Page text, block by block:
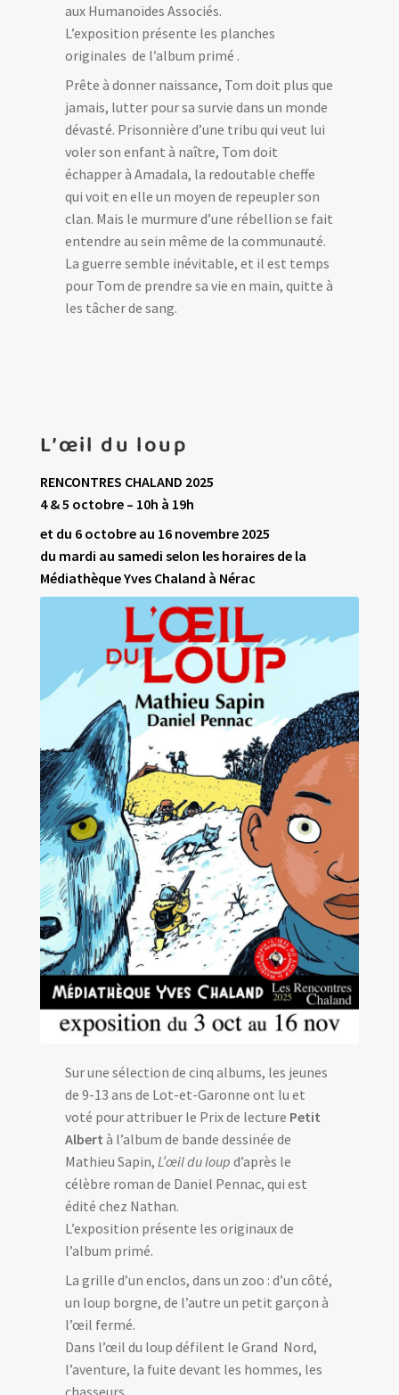
aux Humanoïdes Associés.
L’exposition présente les planches
originales de l’album primé .
Prête à donner naissance, Tom doit plus que
jamais, lutter pour sa survie dans un monde
dévasté. Prisonnière d’une tribu qui veut lui
voler son enfant à naître, Tom doit
échapper à Amadala, la redoutable cheffe
qui voit en elle un moyen de repeupler son
clan. Mais le murmure d’une rébellion se fait
entendre au sein même de la communauté.
La guerre semble inévitable, et il est temps
pour Tom de prendre sa vie en main, quitte à
les tâcher de sang.
L’œil du loup
RENCONTRES CHALAND 2025
4 & 5 octobre – 10h à 19h
et du 6 octobre au 16 novembre 2025
du mardi au samedi selon les horaires de la
Médiathèque Yves Chaland à Nérac
Sur une sélection de cinq albums, les jeunes
de 9-13 ans de Lot-et-Garonne ont lu et
voté pour attribuer le Prix de lecture Petit
Albertà l’album de bande dessinée de
Mathieu Sapin,L’œil du loup d’après le
célèbre roman de Daniel Pennac, qui est
édité chez Nathan.
L’exposition présente les originaux de
l’album primé.
La grille d’un enclos, dans un zoo : d’un côté,
un loup borgne, de l’autre un petit garçon à
l’œil fermé.
Dans l’œil du loup défilent le Grand Nord,
l’aventure, la fuite devant les hommes, les